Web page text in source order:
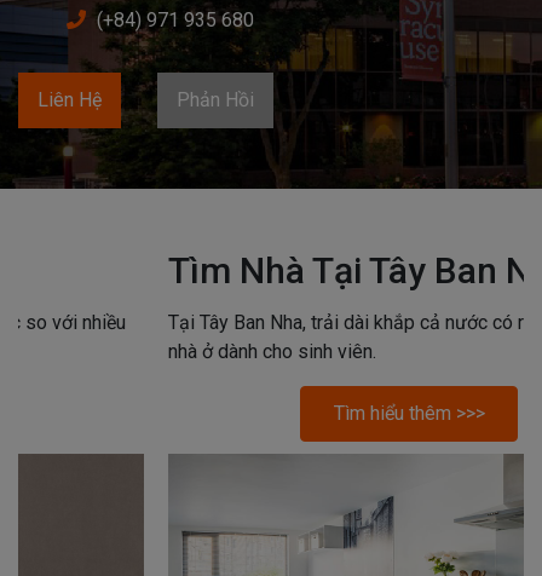
(+84) 971 935 680
Liên Hệ Phản Hồi
Tìm Nhà Tại Tây Ban Nha
Tại Tây Ban Nha, trải dài khắp cả nước có rất nhiều kiểu
nhà ở dành cho sinh viên.
Tìm hiểu thêm >>>